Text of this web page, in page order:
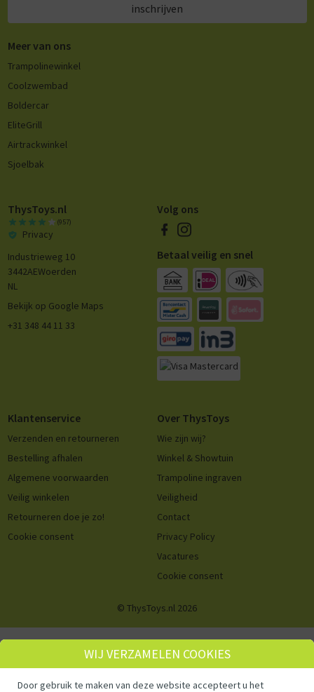
inschrijven
Meer van ons
Trampolinewinkel
Coolzwembad
Boldercar
EliteGrill
Airtrackwinkel
Sjoelbak
ThysToys.nl
(957)
Privacy
Industrieweg 10
3442AEWoerden
NL
Bekijk op Google Maps
+31 348 44 11 33
Volg ons
Betaal veilig en snel
Klantenservice
Verzenden en retourneren
Bestelling afhalen
Algemene voorwaarden
Veilig winkelen
Retourneren doe je zo!
Cookie consent
Over ThysToys
Wie zijn wij?
Winkel & Showtuin
Trampoline ingraven
Veiligheid
Contact
Privacy Policy
Vacatures
Cookie consent
© ThysToys.nl 2026
WIJ VERZAMELEN COOKIES
Door gebruik te maken van deze website accepteert u het